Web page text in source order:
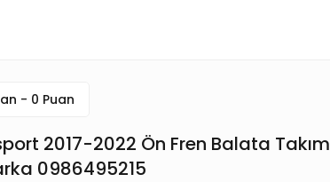
- 0 Puan
2017-2022 Ön Fren Balata Takım
0986495215